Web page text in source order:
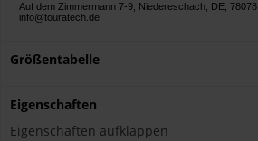
Auf dem Zimmermann 7-9, Niedereschach, DE, 78078
info@touratech.de
Größentabelle
Eigenschaften
Eigenschaften aufklappen